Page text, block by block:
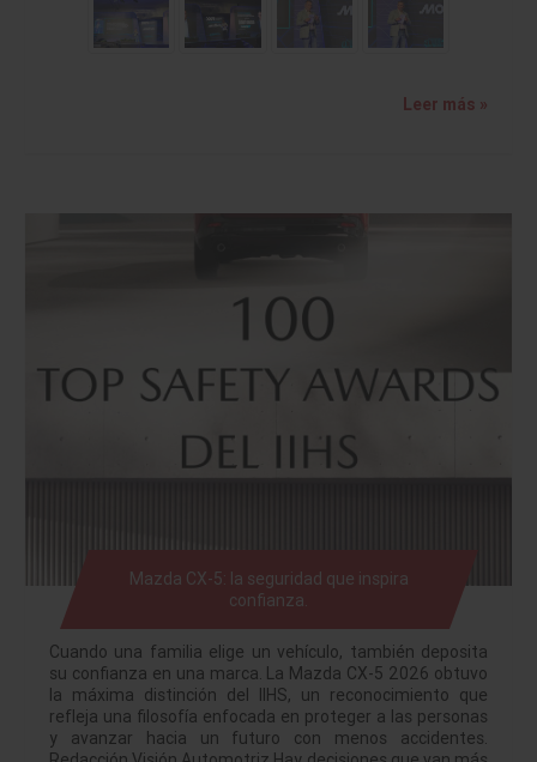
Leer más »
Mazda CX-5: la seguridad que inspira
confianza.
Cuando una familia elige un vehículo, también deposita
su confianza en una marca. La Mazda CX-5 2026 obtuvo
la máxima distinción del IIHS, un reconocimiento que
refleja una filosofía enfocada en proteger a las personas
y avanzar hacia un futuro con menos accidentes.